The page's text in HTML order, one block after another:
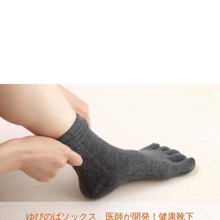
ゆびのばソックス 医師が開発！健康靴下